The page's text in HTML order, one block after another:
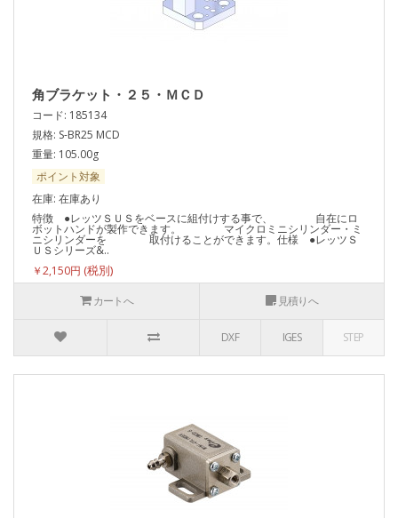
角ブラケット・２５・ＭＣＤ
コード: 185134
規格: S-BR25 MCD
重量: 105.00g
ポイント対象
在庫: 在庫あり
特徴 ●レッツＳＵＳをベースに組付けする事で、 自在にロ
ボットハンドが製作できます。 マイクロミニシリンダー・ミ
ニシリンダーを 取付けることができます。仕様 ●レッツＳ
ＵＳシリーズ&..
￥2,150円
カートへ
見積りへ
DXF IGES STEP